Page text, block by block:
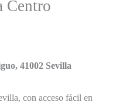
Centro
41002 Sevilla
con acceso fácil en